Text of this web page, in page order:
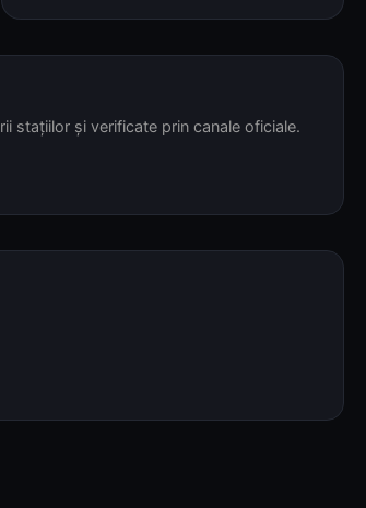
stațiilor și verificate prin canale oficiale.